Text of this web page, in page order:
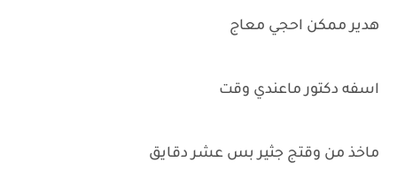
هدير ممكن احجي معاج
اسفه دكتور ماعندي وقت
ماخذ من وقتج جثير بس عشر دقايق